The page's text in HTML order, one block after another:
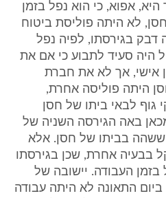
אפוא, כי הוא נפל בזמן
לא היתה פוליסת ביטוח
דבק בגירסתו, לפיה נפל
היה סעיד לתבוע כי אם את
אישי, אך לא את חברת
היתה פוליסה אחרת,
גוף לבאי ביתו של חסן
באה הגירסה השניה של
ששהה בביתו של חסן. אלא
בבעיה אחרת, שכן בגירסתו
העבודה. יישובה של
התאונה לא היתה עבודה